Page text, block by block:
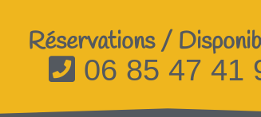
Réservations /
06 85 47 41